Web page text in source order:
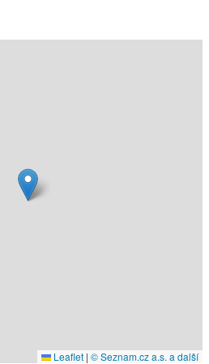
Leaflet | © Seznam.cz a.s. a další